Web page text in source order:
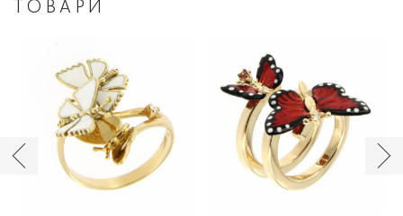
ТОВАРИ